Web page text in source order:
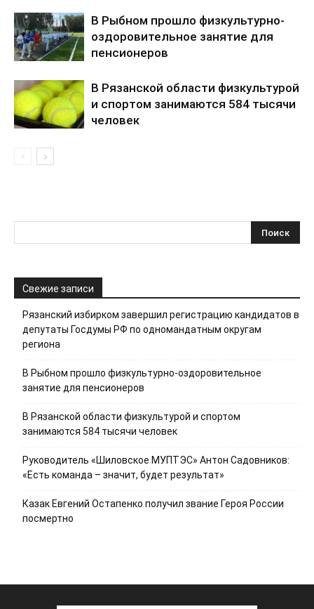
В Рыбном прошло физкультурно-
оздоровительное занятие для
пенсионеров
В Рязанской области физкультурой
и спортом занимаются 584 тысячи
человек
Свежие записи
Рязанский избирком завершил регистрацию кандидатов в
депутаты Госдумы РФ по одномандатным округам
региона
В Рыбном прошло физкультурно-оздоровительное
занятие для пенсионеров
В Рязанской области физкультурой и спортом
занимаются 584 тысячи человек
Руководитель «Шиловское МУПТЭС» Антон Садовников:
«Есть команда – значит, будет результат»
Казак Евгений Остапенко получил звание Героя России
посмертно